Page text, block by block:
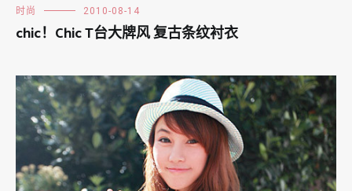
时尚 2010-08-14
chic！Chic T台大牌风 复古条纹衬衣